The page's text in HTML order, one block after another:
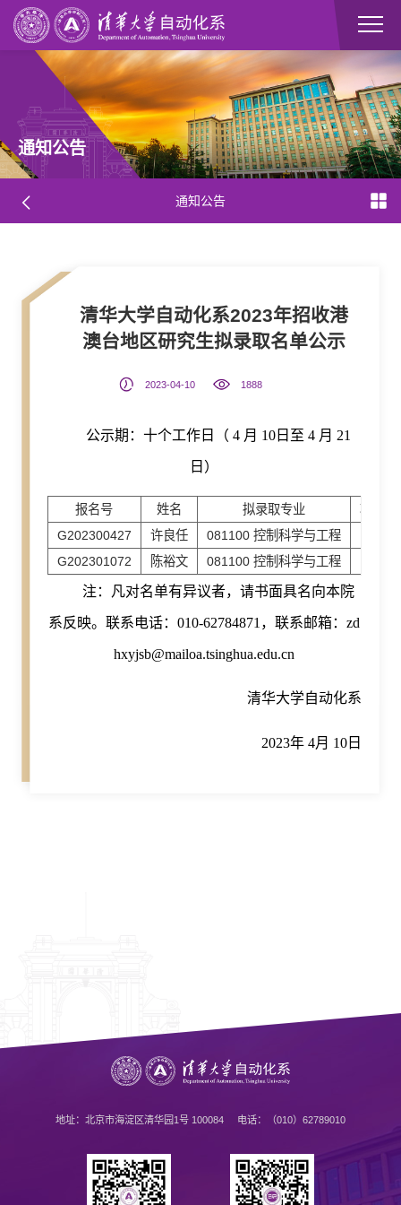
通知公告
通知公告
清华大学自动化系2023年招收港
澳台地区研究生拟录取名单公示
2023-04-10 1888
公示期：十个工作日（ 4 月 10日至 4 月 21
日）
报名号 姓名 拟录取专业
攻读学
G202300427
许良任 081100 控制科学与工程
G202301072
陈裕文 081100 控制科学与工程
注：凡对名单有异议者，请书面具名向本院
系反映。联系电话：010-62784871，联系邮箱：zd
hxyjsb@mailoa.tsinghua.edu.cn
清华大学自动化系
2023年 4月 10日
地址：北京市海淀区清华园1号 100084 电话：（010）62789010